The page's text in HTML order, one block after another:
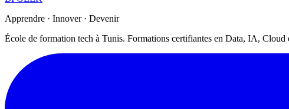
Apprendre · Innover · Devenir
École de formation tech à Tunis. Formations certifiantes en Data, IA, Cloud